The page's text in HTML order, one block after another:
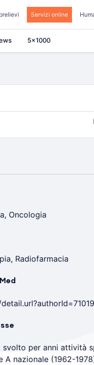
Servizi online
5×1000
Oncologia
Radiofarmacia
svolto per anni attività
nazionale (1962-